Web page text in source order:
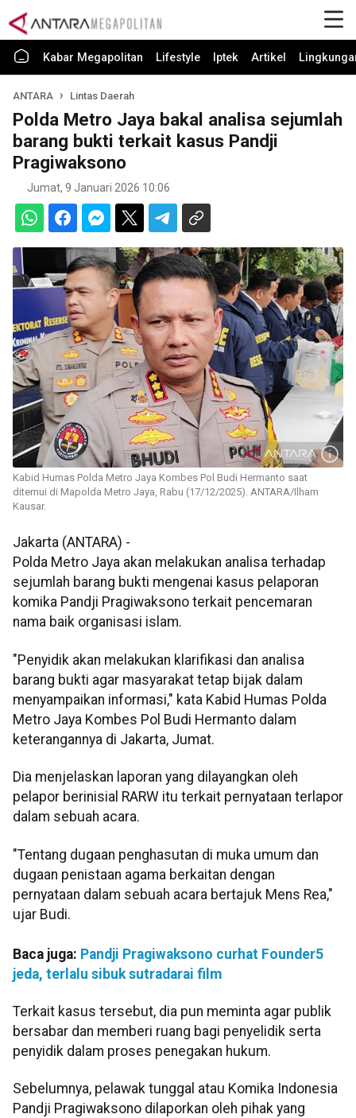
Kabar Megapolitan Lifestyle Iptek Artikel
ANTARA Lintas Daerah
Polda Metro Jaya bakal analisa sejumlah
barang bukti terkait kasus Pandji
Pragiwaksono
Jumat, 9 Januari 2026 10:06
Kabid Humas Polda Metro Jaya Kombes Pol Budi Hermanto saat
ditemui di Mapolda Metro Jaya, Rabu (17/12/2025). ANTARA/Ilham
Kausar.
Jakarta (ANTARA) -
Polda Metro Jaya akan melakukan analisa terhadap
sejumlah barang bukti mengenai kasus pelaporan
komika Pandji Pragiwaksono terkait pencemaran
nama baik organisasi islam.
"Penyidik akan melakukan klarifikasi dan analisa
barang bukti agar masyarakat tetap bijak dalam
menyampaikan informasi," kata Kabid Humas Polda
Metro Jaya Kombes Pol Budi Hermanto dalam
keterangannya di Jakarta, Jumat.
Dia menjelaskan laporan yang dilayangkan oleh
pelapor berinisial RARW itu terkait pernyataan terlapor
dalam sebuah acara.
"Tentang dugaan penghasutan di muka umum dan
dugaan penistaan agama berkaitan dengan
pernyataan dalam sebuah acara bertajuk Mens Rea,"
ujar Budi.
Baca juga: Pandji Pragiwaksono curhat Founder5
jeda, terlalu sibuk sutradarai film
Terkait kasus tersebut, dia pun meminta agar publik
bersabar dan memberi ruang bagi penyelidik serta
penyidik dalam proses penegakan hukum.
Sebelumnya, pelawak tunggal atau Komika Indonesia
Pandji Pragiwaksono dilaporkan oleh pihak yang